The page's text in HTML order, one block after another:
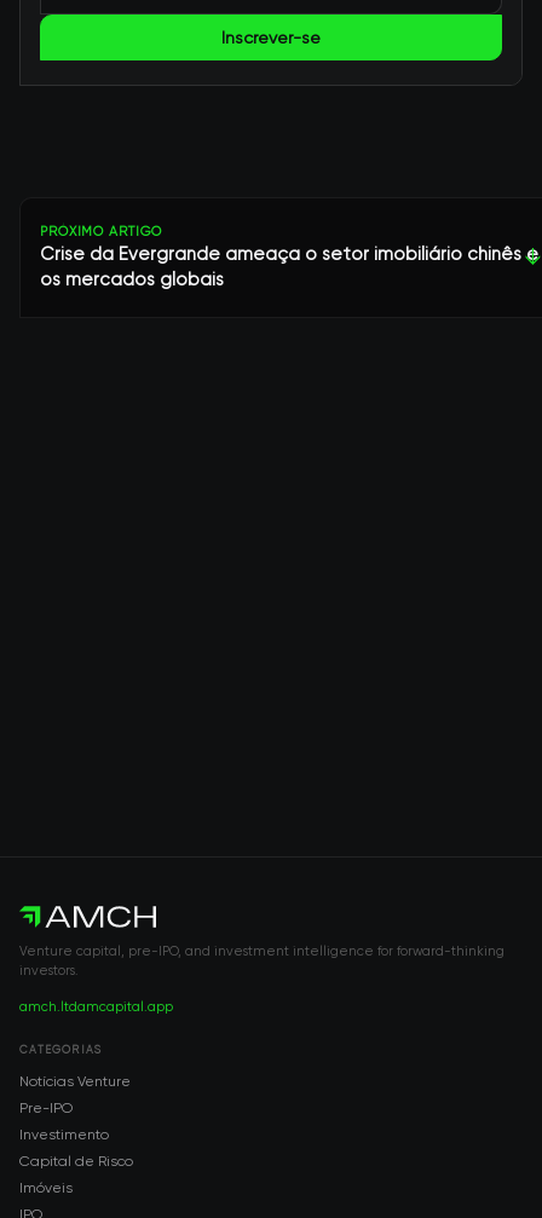
Inscrever-se
PRÓXIMO ARTIGO
Crise da Evergrande ameaça o setor imobiliário chinês e
os mercados globais
↓
Venture capital, pre-IPO, and investment intelligence for forward-thinking
investors.
amch.ltdamcapital.app
CATEGORIAS
Notícias Venture
Pre-IPO
Investimento
Capital de Risco
Imóveis
IPO